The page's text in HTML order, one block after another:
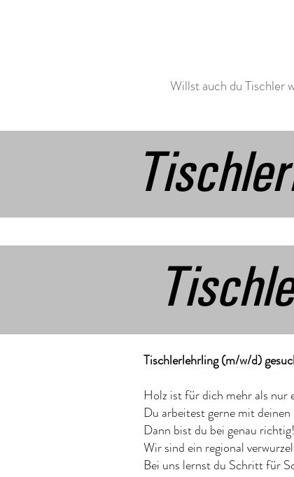
Willst auch du Tischler
Tischlerlehrling (m/w/d)
Holz ist für dich mehr als nur
Du arbeitest gerne mit
Dann bist du bei genau richtig!
Wir sind ein regional
Bei uns lernst du Schritt für